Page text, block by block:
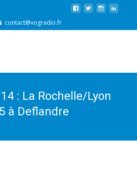
contact@vogradio.fr
: La Rochelle/Lyon
à Deflandre